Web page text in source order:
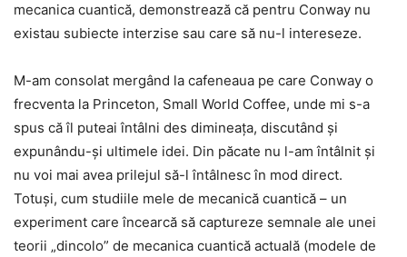
mecanica cuantică, demonstrează că pentru Conway nu
existau subiecte interzise sau care să nu-l intereseze.
M-am consolat mergând la cafeneaua pe care Conway o
frecventa la Princeton, Small World Coffee, unde mi s-a
spus că îl puteai întâlni des dimineața, discutând și
expunându-și ultimele idei. Din păcate nu l-am întâlnit și
nu voi mai avea prilejul să-l întâlnesc în mod direct.
Totuși, cum studiile mele de mecanică cuantică – un
experiment care încearcă să captureze semnale ale unei
teorii „dincolo” de mecanica cuantică actuală (modele de